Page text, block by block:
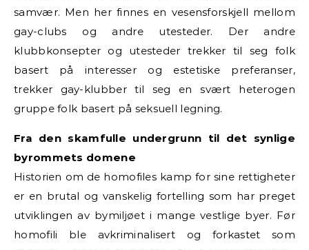
samvær. Men her finnes en vesensforskjell mellom
gay-clubs og andre utesteder. Der andre
klubbkonsepter og utesteder trekker til seg folk
basert på interesser og estetiske preferanser,
trekker gay-klubber til seg en svært heterogen
gruppe folk basert på seksuell legning.
Fra den skamfulle undergrunn til det synlige
byrommets domene
Historien om de homofiles kamp for sine rettigheter
er en brutal og vanskelig fortelling som har preget
utviklingen av bymiljøet i mange vestlige byer. Før
homofili ble avkriminalisert og forkastet som